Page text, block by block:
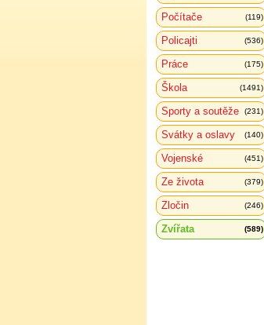
Počítače (119)
Policajti (536)
Práce (175)
Škola (1491)
Sporty a soutěže (231)
Svátky a oslavy (140)
Vojenské (451)
Ze života (379)
Zločin (246)
Zvířata (589)